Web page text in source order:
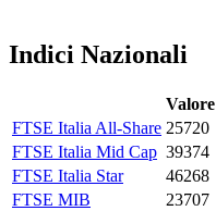
Indici Nazionali
Valore
FTSE Italia All-Share 25720
FTSE Italia Mid Cap 39374
FTSE Italia Star
46268
FTSE MIB
23707